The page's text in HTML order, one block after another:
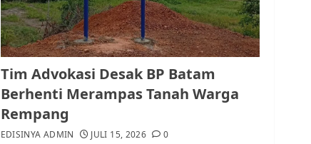
1 AGUSTUS 1, 2026 0
2
Kader Pajak jadi
Penghubung Pemerintah
dan Masyarakat di
Lingkungan RT/RW
Tim Advokasi Desak BP Batam
Berhenti Merampas Tanah Warga
Rempang
EDISINYA ADMIN JULI 15, 2026 0